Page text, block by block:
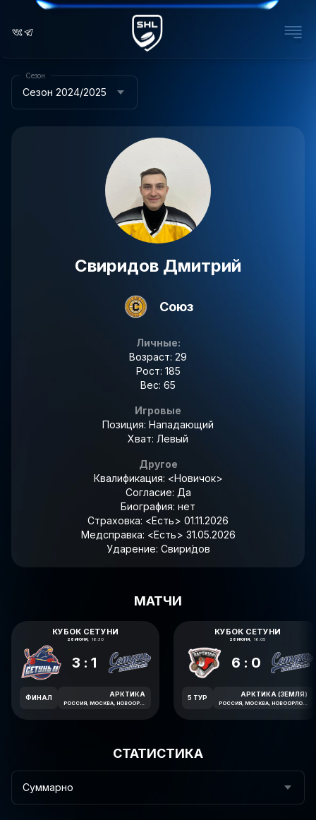
Сезон 2024/2025
Сезон
Свиридов Дмитрий
Союз
Личные:
Возраст: 29
Рост: 185
Вес: 65
Игровые
Позиция: Нападающий
Хват: Левый
Другое
Квалификация: <Новичок>
Согласие: Да
Биография: нет
Страховка: <Есть> 01.11.2026
Медсправка: <Есть> 31.05.2026
Ударение: Свири́дов
МАТЧИ
КУБОК СЕТУНИ
28 ИЮНЯ, 16:30
3:1
ФИНАЛ АРКТИКА
КУБОК СЕТУНИ
28 ИЮНЯ, 16:05
6:0
5 ТУР АРКТИКА (ЗЕМЛЯ)
СТАТИСТИКА
Суммарно